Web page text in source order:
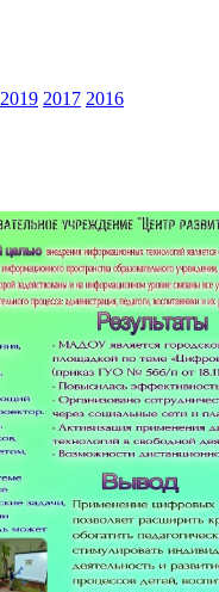
2019 2017 2016